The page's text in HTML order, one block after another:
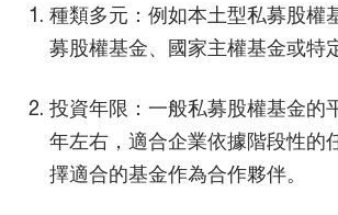
種類多元：例如本土型私募股權
募股權基金、國家主權基金或特
投資年限：一般私募股權基金的
年左右，適合企業依據階段性的
擇適合的基金作為合作夥伴。